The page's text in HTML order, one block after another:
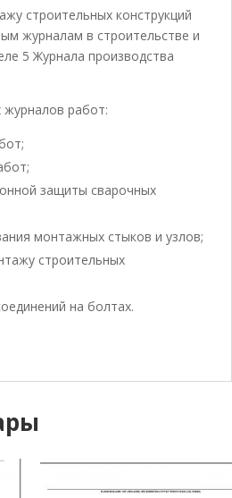
строительных конструкций
журналам в строительстве и
5 Журнала производства
журналов работ:
защиты сварочных
монтажных стыков и узлов;
строительных
на болтах.